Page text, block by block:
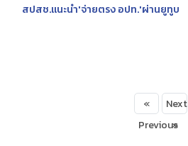
สปสช.แนะนำ'จ่ายตรง อปท.'ผ่านยูทูบ
«
Previous
Next
»